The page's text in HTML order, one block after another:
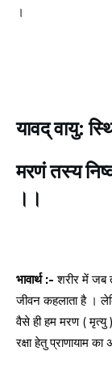
।
यावद् वायु:
मरणं तस्य
।।
भावार्थ :- शरीर में जब
जीवन कहलाता है ।
वैसे ही हम मरण ( मृत्यु
रक्षा हेतु प्राणायाम